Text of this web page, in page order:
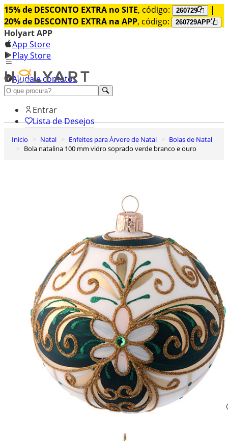
15% de DESCONTO EXTRA no SITE, código: 260729
|
20% de DESCONTO EXTRA na APP, código: 260729APP
Holyart APP
App Store
Play Store
Ajuda e contatos
Conheça premium
Entrar
Lista de Desejos
Carrinho de Compras
Inicio Natal Enfeites para Árvore de Natal
Bolas de Natal
Bola natalina 100 mm vidro soprado verde branco e ouro